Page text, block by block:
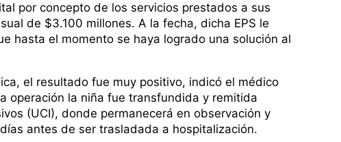
por concepto de los servicios prestados a sus
de $3.100 millones. A la fecha, dicha EPS le
hasta el momento se haya logrado una solución al
el resultado fue muy positivo, indicó el médico
operación la niña fue transfundida y remitida
(UCI), donde permanecerá en observación y
antes de ser trasladada a hospitalización.